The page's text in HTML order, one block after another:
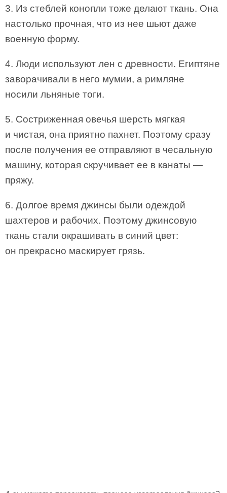
3. Из стеблей конопли тоже делают ткань. Она
настолько прочная, что из нее шьют даже
военную форму.
4. Люди используют лен с древности. Египтяне
заворачивали в него мумии, а римляне
носили льняные тоги.
5. Состриженная овечья шерсть мягкая
и чистая, она приятно пахнет. Поэтому сразу
после получения ее отправляют в чесальную
машину, которая скручивает ее в канаты —
пряжу.
6. Долгое время джинсы были одеждой
шахтеров и рабочих. Поэтому джинсовую
ткань стали окрашивать в синий цвет:
он прекрасно маскирует грязь.